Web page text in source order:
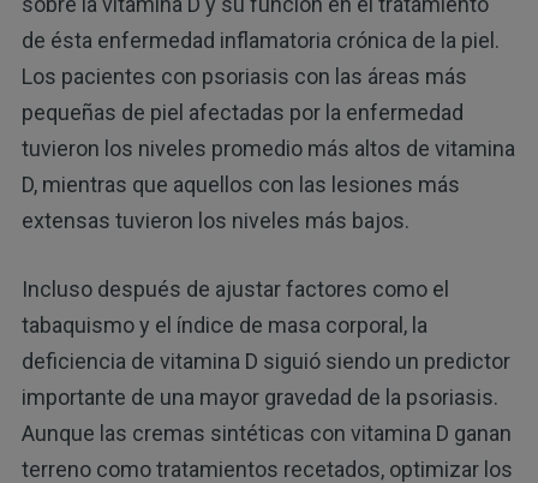
de ésta enfermedad inflamatoria crónica de la piel.
Los pacientes con psoriasis con las áreas más
pequeñas de piel afectadas por la enfermedad
tuvieron los niveles promedio más altos de vitamina
D, mientras que aquellos con las lesiones más
extensas tuvieron los niveles más bajos.
Incluso después de ajustar factores como el
tabaquismo y el índice de masa corporal, la
deficiencia de vitamina D siguió siendo un predictor
importante de una mayor gravedad de la psoriasis.
Aunque las cremas sintéticas con vitamina D ganan
terreno como tratamientos recetados, optimizar los